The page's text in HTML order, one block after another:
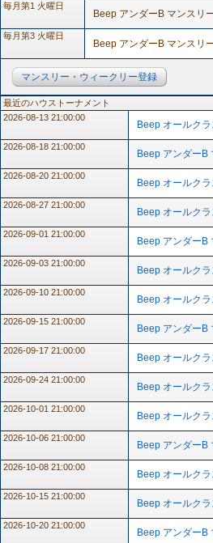
毎月第1 火曜日
Beep アンダーB マンスリ
毎月第3 火曜日
Beep アンダーB マンスリ
マンスリー・ウィークリー登録
最近のハウストーナメント
2026-08-13 21:00:00
Beep オールク
2026-08-18 21:00:00
Beep アンダーB
2026-08-20 21:00:00
Beep オールク
2026-08-27 21:00:00
Beep オールク
2026-09-01 21:00:00
Beep アンダーB
2026-09-03 21:00:00
Beep オールク
2026-09-10 21:00:00
Beep オールク
2026-09-15 21:00:00
Beep アンダーB
2026-09-17 21:00:00
Beep オールク
2026-09-24 21:00:00
Beep オールク
2026-10-01 21:00:00
Beep オールク
2026-10-06 21:00:00
Beep アンダーB
2026-10-08 21:00:00
Beep オールク
2026-10-15 21:00:00
Beep オールク
2026-10-20 21:00:00
Beep アンダーB